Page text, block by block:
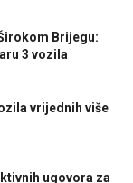
Brijegu:
3 vozila
vrijednih više
ugovora za